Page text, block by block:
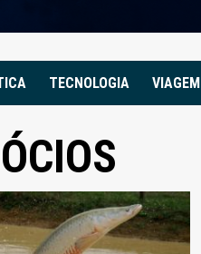
TECNOLOGIA VIAGEM